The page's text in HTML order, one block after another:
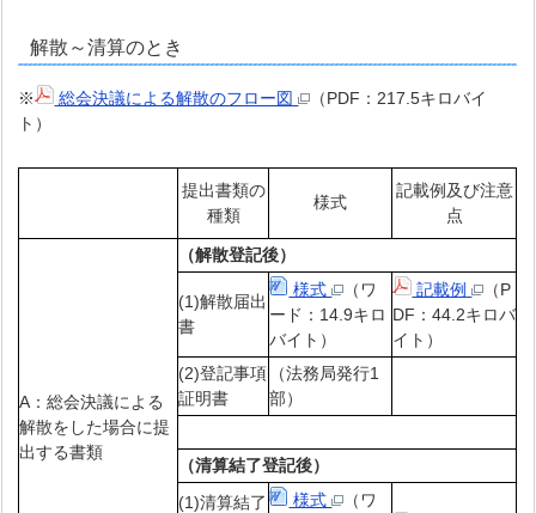
解散～清算のとき
※ 総会決議による解散のフロー図
（PDF：217.5キロバイ
ト）
提出書類の
種類
様式
記載例及び注意
点
A：総会決議による
解散をした場合に提
出する書類
（解散登記後）
(1)解散届出
書
様式
（ワ
ード：14.9キロ
バイト）
記載例
（P
DF：44.2キロバ
イト）
(2)登記事項
証明書
（法務局発行1
部）
（清算結了登記後）
(1)清算結了
様式
（ワ